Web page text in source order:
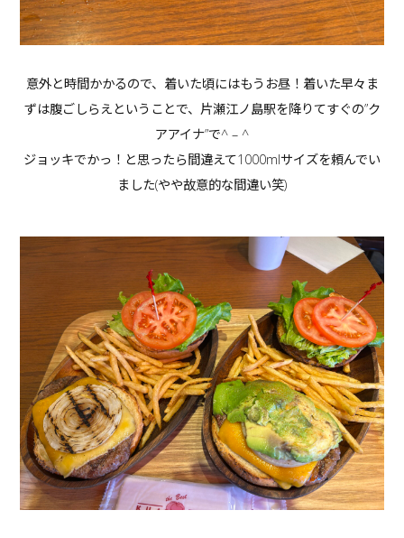
意外と時間かかるので、着いた頃にはもうお昼！着いた早々ま
ずは腹ごしらえということで、片瀬江ノ島駅を降りてすぐの”ク
アアイナ”で^ – ^
ジョッキでかっ！と思ったら間違えて1000mlサイズを頼んでい
ました(やや故意的な間違い笑)